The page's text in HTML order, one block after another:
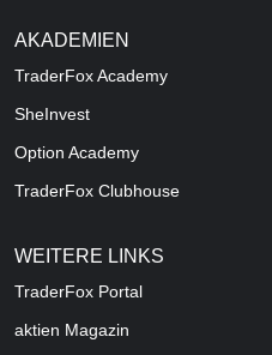
AKADEMIEN
TraderFox Academy
SheInvest
Option Academy
TraderFox Clubhouse
WEITERE LINKS
TraderFox Portal
aktien Magazin